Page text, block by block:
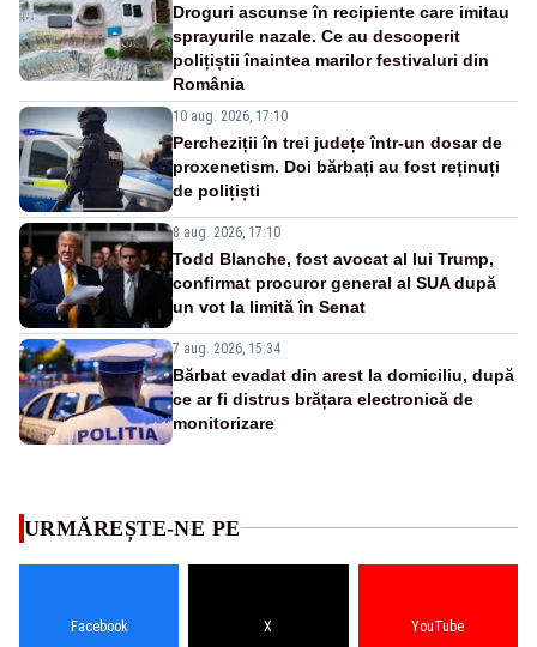
Droguri ascunse în recipiente care imitau
sprayurile nazale. Ce au descoperit
polițiștii înaintea marilor festivaluri din
România
10 aug. 2026, 17:10
Percheziții în trei județe într-un dosar de
proxenetism. Doi bărbați au fost reținuți
de polițiști
8 aug. 2026, 17:10
Todd Blanche, fost avocat al lui Trump,
confirmat procuror general al SUA după
un vot la limită în Senat
7 aug. 2026, 15:34
Bărbat evadat din arest la domiciliu, după
ce ar fi distrus brățara electronică de
monitorizare
URMĂREȘTE-NE PE
Facebook X YouTube